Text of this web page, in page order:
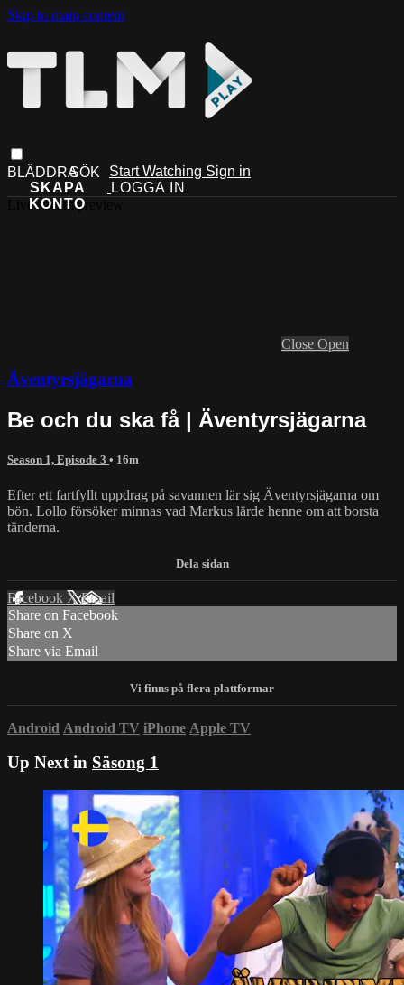
Skip to main content
Start Watching Sign in
Live stream preview
Close Open
Äventyrsjägarna
Be och du ska få | Äventyrsjägarna
Season 1, Episode 3 • 16m
Efter ett fartfyllt uppdrag på savannen lär sig Äventyrsjägarna om
bön. Lollo försöker minnas vad Markus lärde henne om att borsta
tänderna.
Facebook XEmail
Share on Facebook
Share on X
Share via Email
Android Android TV iPhone Apple TV
Up Next in Säsong 1